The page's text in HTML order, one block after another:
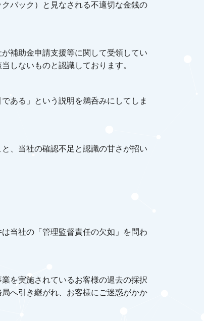
バック）と見なされる不適切な金銭の
補助金申請支援等に関して受領してい
しないものと認識しております。
ある」という説明を鵜呑みにしてしま
、当社の確認不足と認識の甘さが招い
当社の「管理監督責任の欠如」を問わ
を実施されているお客様の過去の採択
へ引き継がれ、お客様にご迷惑がかか